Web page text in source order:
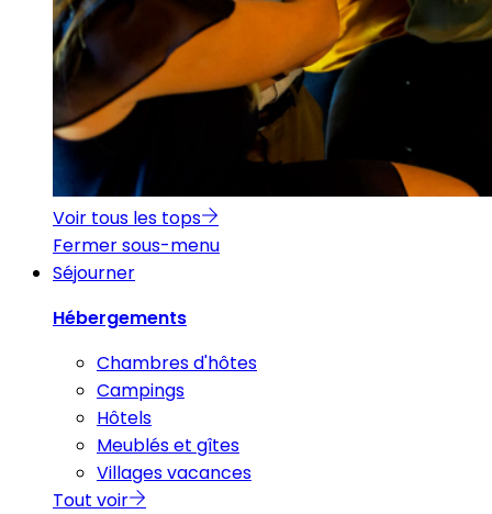
Voir tous les tops
Fermer sous-menu
Séjourner
Hébergements
Chambres d'hôtes
Campings
Hôtels
Meublés et gîtes
Villages vacances
Tout voir